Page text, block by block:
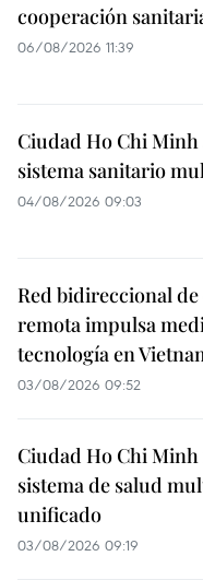
cooperación
06/08/2026 11:39
Ciudad Ho Chi
sistema sanitario
04/08/2026 09:03
Red bidireccional
remota impulsa
tecnología en
03/08/2026 09:52
Ciudad Ho Chi
sistema de salud
unificado
03/08/2026 09:19